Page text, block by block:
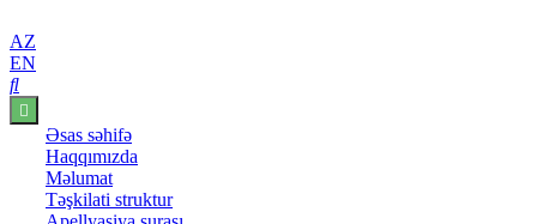
AZ
EN
Əsas səhifə
Haqqımızda
Məlumat
Təşkilati struktur